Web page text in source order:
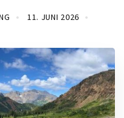
11. JUNI 2026